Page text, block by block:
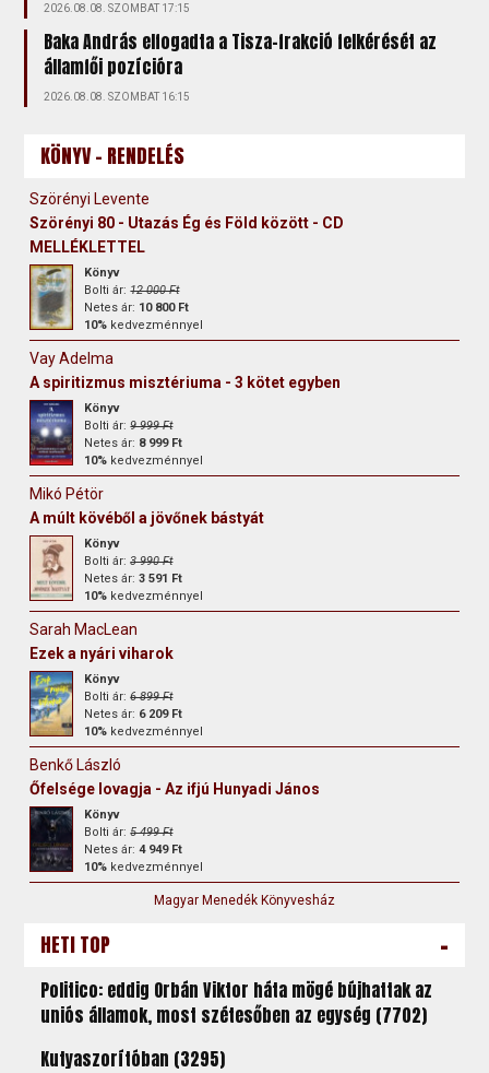
2026.08.08. SZOMBAT 17:15
Baka András elfogadta a Tisza-frakció felkérését az
államfői pozícióra
2026.08.08. SZOMBAT 16:15
KÖNYV - RENDELÉS
Szörényi Levente
Szörényi 80 - Utazás Ég és Föld között - CD
MELLÉKLETTEL
Könyv
Bolti ár:12 000 Ft
Netes ár: 10 800 Ft
10% kedvezménnyel
Vay Adelma
A spiritizmus misztériuma - 3 kötet egyben
Könyv
Bolti ár:9 999 Ft
Netes ár: 8 999 Ft
10% kedvezménnyel
Mikó Pétör
A múlt kövéből a jövőnek bástyát
Könyv
Bolti ár:3 990 Ft
Netes ár:3 591 Ft
10% kedvezménnyel
Sarah MacLean
Ezek a nyári viharok
Könyv
Bolti ár:6 899 Ft
Netes ár: 6 209 Ft
10% kedvezménnyel
Benkő László
Őfelsége lovagja - Az ifjú Hunyadi János
Könyv
Bolti ár:5 499 Ft
Netes ár:4 949 Ft
10% kedvezménnyel
Magyar Menedék Könyvesház
HETI TOP -
Politico: eddig Orbán Viktor háta mögé bújhattak az
uniós államok, most szétesőben az egység (7702)
Kutyaszorítóban (3295)